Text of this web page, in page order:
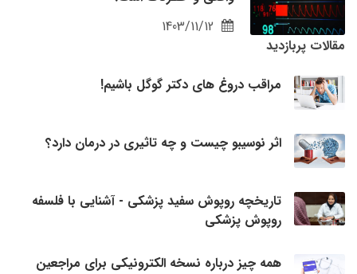
مقالات پربازدید
مراقب دروغ های دکتر گوگل باشیم!
اثر نوسیبو چیست و چه تاثیری در درمان دارد؟
تاریخچه روپوش سفید پزشکی - آشنایی با فلسفه
روپوش پزشکی
همه چیز درباره نسخه الکترونیکی برای مراجعین